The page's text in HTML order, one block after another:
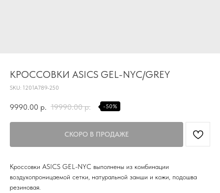
КРОССОВКИ ASICS GEL-NYC/GREY
SKU: 1201A789-250
9990.00 р. 19990.00 р. -50%
Кроссовки ASICS GEL-NYC выполнены из комбинации
воздухопроницаемой сетки, натуральной замши и кожи, подошва
резиновая.
Почта
KVADRAT159PERM@MAIL.RU
TG